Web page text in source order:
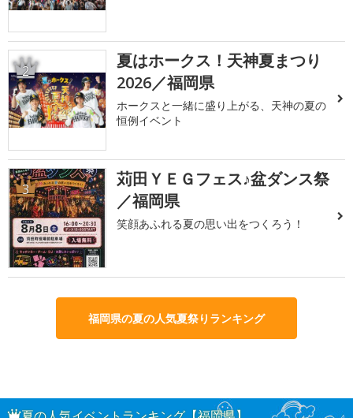
2
夏はホークス！天神夏まつり
2026／福岡県
ホークスと一緒に盛り上がる、天神の夏の
恒例イベント
3
苅田ＹＥＧフェス♪盆ダンス祭
／福岡県
笑顔あふれる夏の思い出をつくろう！
福岡県の夏の人気夏祭りランキング